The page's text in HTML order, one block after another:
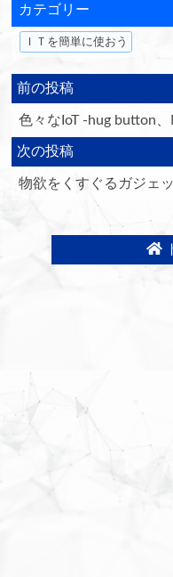
カテゴリー
ＩＴを簡単に使おう
前の投稿
色々なIoT -hug button
次の投稿
物欲をくすぐるガジェ